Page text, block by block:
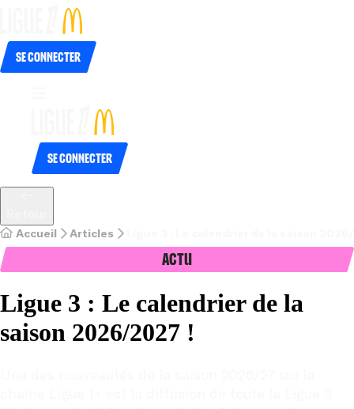
Se connecter
Se connecter
Accueil Articles
Actu
Ligue 3 : Le calendrier de la
saison 2026/2027 !